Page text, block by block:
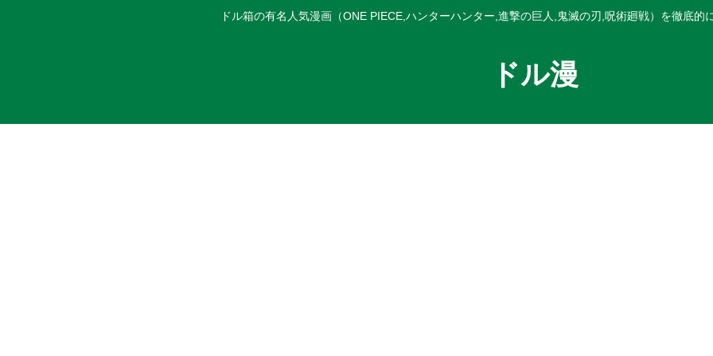
ドル箱の有名人気漫画（ONE PIECE,ハンターハンター,進撃の巨人,鬼滅の刃,呪術廻戦）を徹底的
ドル漫